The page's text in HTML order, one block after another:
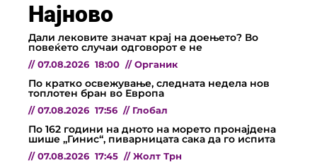
Најново
Дали лековите значат крај на доењето? Во
повеќето случаи одговорот е не
// 07.08.2026 18:00 // Органик
По кратко освежување, следната недела нов
топлотен бран во Европа
// 07.08.2026 17:56 // Глобал
По 162 години на дното на морето пронајдена
шише „Гинис“, пиварницата сака да го испита
// 07.08.2026 17:45 // Жолт Трн